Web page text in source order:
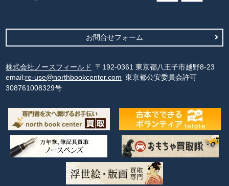
お問合せフォーム
株式会社ノースフィールド
〒192-0361 東京都八王子市越野8-23
email:re-use@northbookcenter.com 東京都公安委員会許可
308761008329号